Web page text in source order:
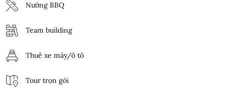
Sân vườn
WiFi miễn phí
Nướng BBQ
Team building
Thuê xe máy/ô tô
Tour trọn gói